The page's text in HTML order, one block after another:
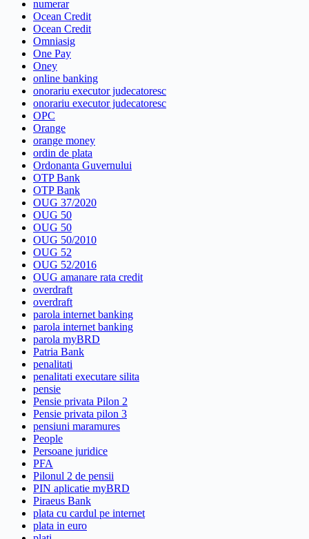
numerar
Ocean Credit
Ocean Credit
Omniasig
One Pay
Oney
online banking
onorariu executor judecatoresc
onorariu executor judecatoresc
OPC
Orange
orange money
ordin de plata
Ordonanta Guvernului
OTP Bank
OTP Bank
OUG 37/2020
OUG 50
OUG 50
OUG 50/2010
OUG 52
OUG 52/2016
OUG amanare rata credit
overdraft
overdraft
parola internet banking
parola internet banking
parola myBRD
Patria Bank
penalitati
penalitati executare silita
pensie
Pensie privata Pilon 2
Pensie privata pilon 3
pensiuni maramures
People
Persoane juridice
PFA
Pilonul 2 de pensii
PIN aplicatie myBRD
Piraeus Bank
plata cu cardul pe internet
plata in euro